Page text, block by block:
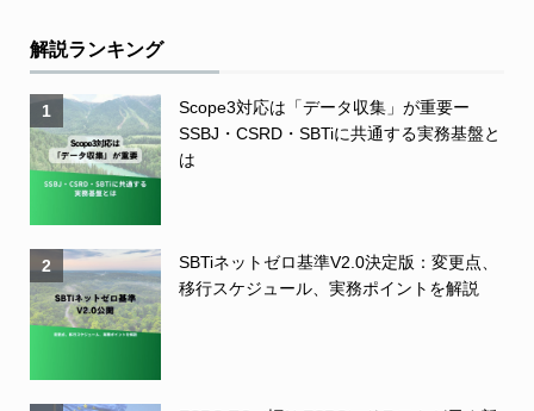
解説ランキング
1
Scope3対応は「データ収集」が重要ー
SSBJ・CSRD・SBTiに共通する実務基盤と
は
2
SBTiネットゼロ基準V2.0決定版：変更点、
移行スケジュール、実務ポイントを解説